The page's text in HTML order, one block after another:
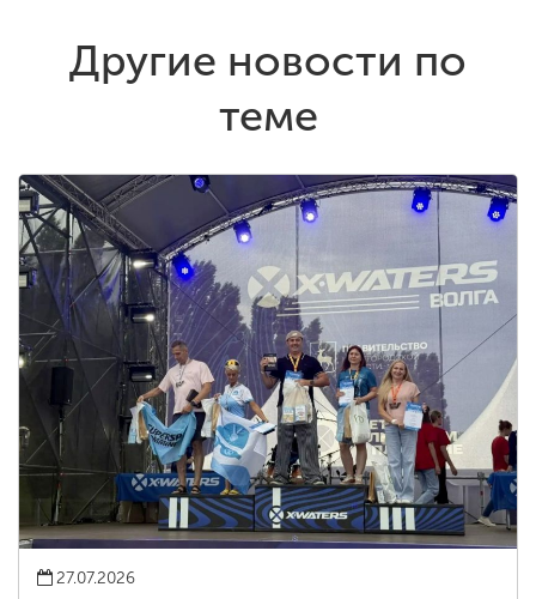
Другие новости по
теме
27.07.2026